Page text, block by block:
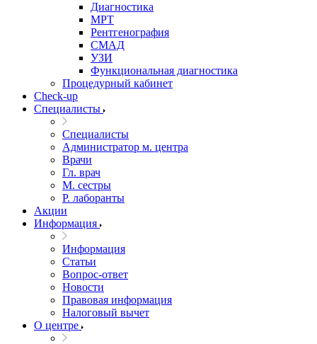
Диагностика
МРТ
Рентгенография
СМАД
УЗИ
Функциональная диагностика
Процедурный кабинет
Cheсk-up
Специалисты
Специалисты
Администратор м. центра
Врачи
Гл. врач
М. сестры
Р. лаборанты
Акции
Информация
Информация
Статьи
Вопрос-ответ
Новости
Правовая информация
Налоговый вычет
О центре